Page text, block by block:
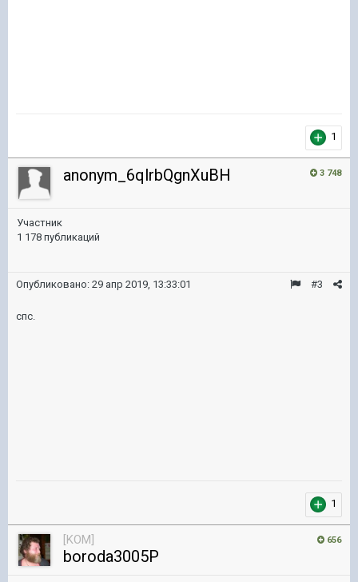
1
3 748
anonym_6qlrbQgnXuBH
Участник
1 178 публикаций
#3
Опубликовано: 29 апр 2019, 13:33:01
спс.
1
656
[KOM]
boroda3005P